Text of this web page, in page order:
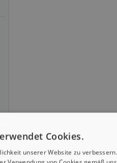
Cookies.
unserer Website zu